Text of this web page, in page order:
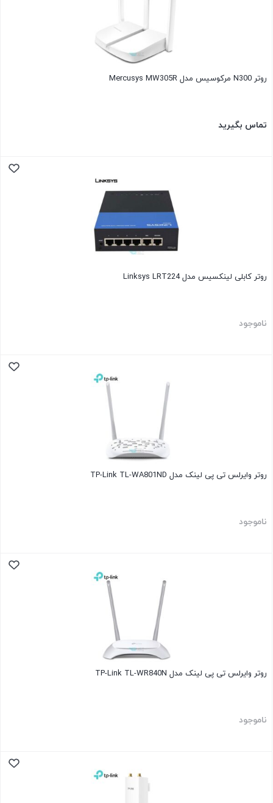
روتر N300 مرکوسیس مدل Mercusys MW305R
تماس بگیرید
روتر کابلی لینکسیس مدل Linksys LRT224
ناموجود
روتر وایرلس تی پی لینک مدل TP-Link TL-WA801ND
ناموجود
روتر وایرلس تی پی لینک مدل TP-Link TL-WR840N
ناموجود